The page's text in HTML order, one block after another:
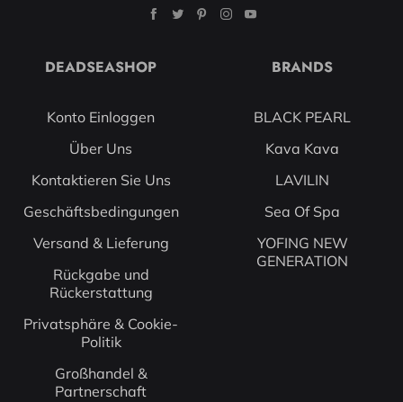
DEADSEASHOP
Konto Einloggen
Über Uns
Kontaktieren Sie Uns
Geschäftsbedingungen
Versand & Lieferung
Rückgabe und
Rückerstattung
Privatsphäre & Cookie-
Politik
Großhandel &
Partnerschaft
BRANDS
BLACK PEARL
Kava Kava
LAVILIN
Sea Of Spa
YOFING NEW
GENERATION